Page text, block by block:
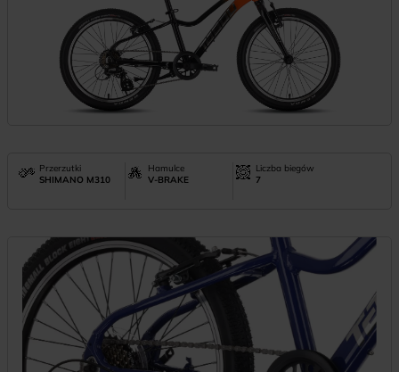
Przerzutki
SHIMANO M310
Hamulce
V-BRAKE
Liczba biegów
7